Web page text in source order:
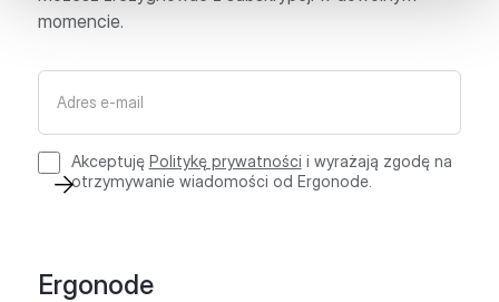
momencie.
Akceptuję Politykę prywatności i wyrażają zgodę na
otrzymywanie wiadomości od Ergonode.
Ergonode